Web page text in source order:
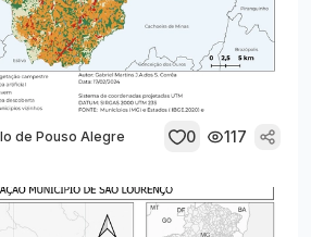
de Pouso Alegre 0 117